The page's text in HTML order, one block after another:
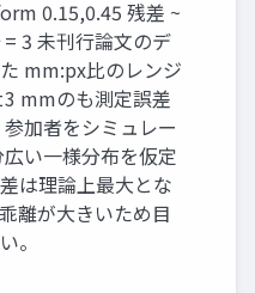
0.15,0.45 残差 ~
3 未刊行論文のデ
mm:px比のレンジ
mmのも測定誤差
加者をシミュレー
い一様分布を仮定
は理論上最大とな
離が大きいため目
。